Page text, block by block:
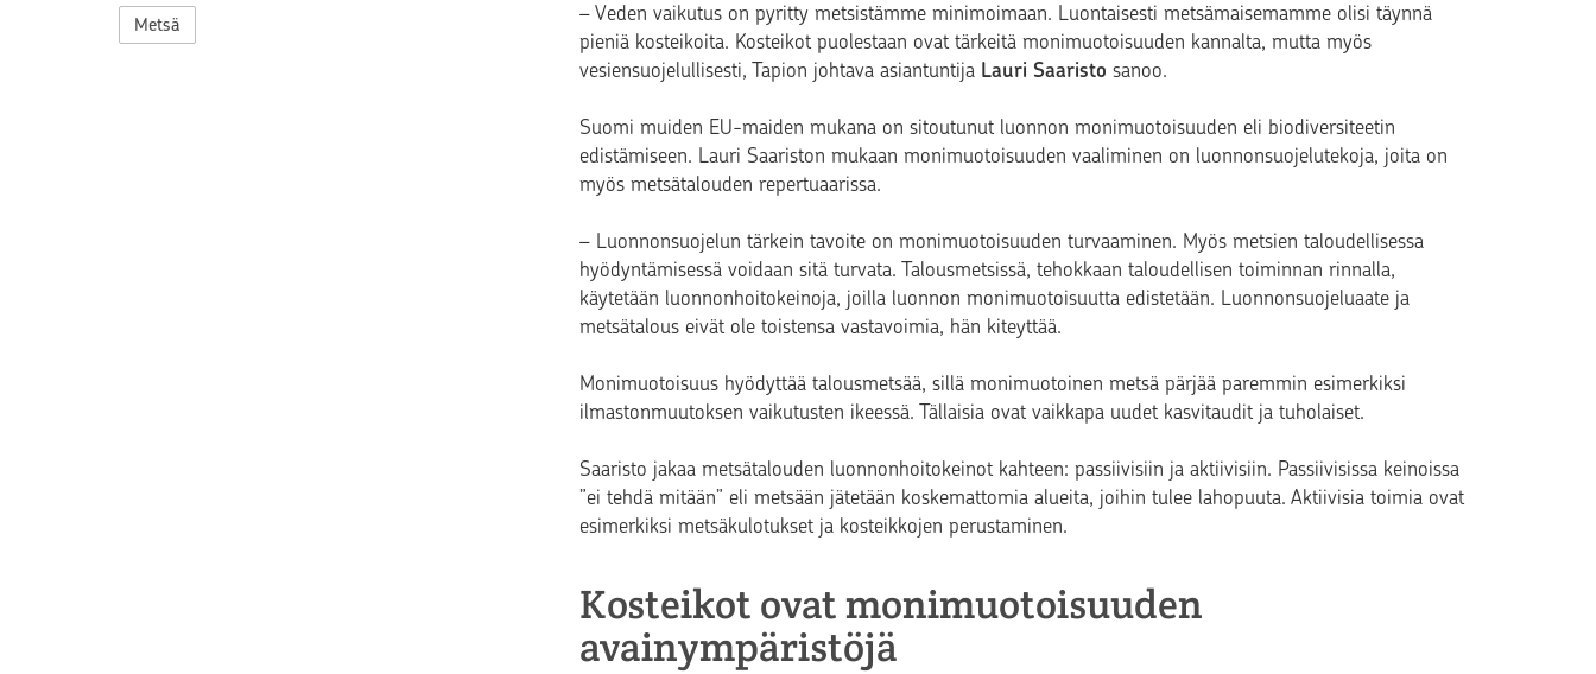
Metsä
– Veden vaikutus on pyritty metsistämme minimoimaan. Luontaisesti metsämaisemamme olisi täynnä
pieniä kosteikoita. Kosteikot puolestaan ovat tärkeitä monimuotoisuuden kannalta, mutta myös
vesiensuojelullisesti, Tapion johtava asiantuntija Lauri Saaristo sanoo.
Suomi muiden EU-maiden mukana on sitoutunut luonnon monimuotoisuuden eli biodiversiteetin
edistämiseen. Lauri Saariston mukaan monimuotoisuuden vaaliminen on luonnonsuojelutekoja, joita on
myös metsätalouden repertuaarissa.
– Luonnonsuojelun tärkein tavoite on monimuotoisuuden turvaaminen. Myös metsien taloudellisessa
hyödyntämisessä voidaan sitä turvata. Talousmetsissä, tehokkaan taloudellisen toiminnan rinnalla,
käytetään luonnonhoitokeinoja, joilla luonnon monimuotoisuutta edistetään. Luonnonsuojeluaate ja
metsätalous eivät ole toistensa vastavoimia, hän kiteyttää.
Monimuotoisuus hyödyttää talousmetsää, sillä monimuotoinen metsä pärjää paremmin esimerkiksi
ilmastonmuutoksen vaikutusten ikeessä. Tällaisia ovat vaikkapa uudet kasvitaudit ja tuholaiset.
Saaristo jakaa metsätalouden luonnonhoitokeinot kahteen: passiivisiin ja aktiivisiin. Passiivisissa keinoissa
”ei tehdä mitään” eli metsään jätetään koskemattomia alueita, joihin tulee lahopuuta. Aktiivisia toimia ovat
esimerkiksi metsäkulotukset ja kosteikkojen perustaminen.
Kosteikot ovat monimuotoisuuden
avainympäristöjä